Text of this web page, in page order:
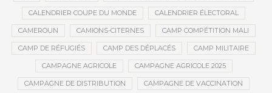
CALENDRIER COUPE DU MONDE CALENDRIER ÉLECTORAL
CAMEROUN CAMIONS-CITERNES CAMP COMPÉTITION MALI
CAMP DE RÉFUGIÉS CAMP DES DÉPLACÉS CAMP MILITAIRE
CAMPAGNE AGRICOLE CAMPAGNE AGRICOLE 2025
CAMPAGNE DE DISTRIBUTION CAMPAGNE DE VACCINATION